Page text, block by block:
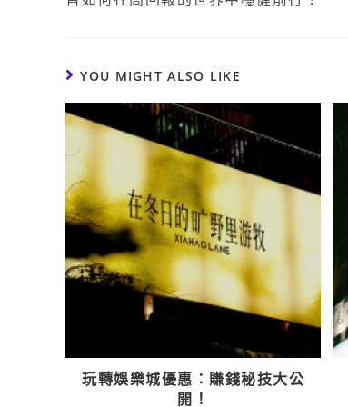
YOU MIGHT ALSO LIKE
玩轉娛樂城優惠：賺錢秘技大公
開！